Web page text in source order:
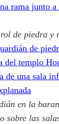
de piedra y
en la
sobre las